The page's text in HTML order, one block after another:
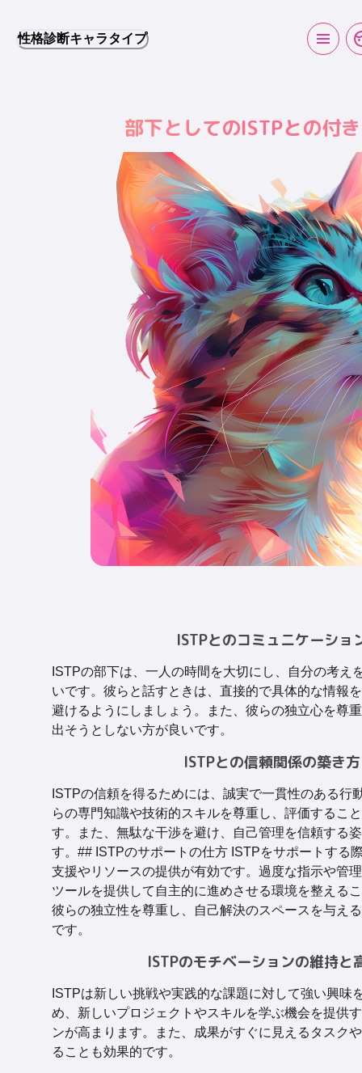
性格診断キャラタイプ
部下としてのISTPとの付
ISTPとのコミュニケーショ
ISTPの部下は、一人の時間を大切にし、自分の考え
いです。彼らと話すときは、直接的で具体的な情報
避けるようにしましょう。また、彼らの独立心を尊
出そうとしない方が良いです。
ISTPとの信頼関係の築き方
ISTPの信頼を得るためには、誠実で一貫性のある行
らの専門知識や技術的スキルを尊重し、評価するこ
す。また、無駄な干渉を避け、自己管理を信頼する
す。## ISTPのサポートの仕方 ISTPをサポートする
支援やリソースの提供が有効です。過度な指示や管
ツールを提供して自主的に進めさせる環境を整える
彼らの独立性を尊重し、自己解決のスペースを与え
です。
ISTPのモチベーションの維持と
ISTPは新しい挑戦や実践的な課題に対して強い興味
め、新しいプロジェクトやスキルを学ぶ機会を提供
ンが高まります。また、成果がすぐに見えるタスク
ることも効果的です。